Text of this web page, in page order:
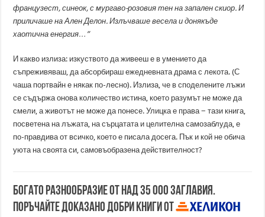
французест, синеок, с мургаво-розовия тен на запален скиор. И
приличаше на Ален Делон. Излъчваше весела и донякъде
хаотична енергия…”
И какво излиза: изкуството да живееш е в умението да
съпреживяваш, да абсорбираш ежедневната драма с лекота. (С
чаша портвайн е някак по-лесно). Излиза, че в споделените лъжи
се съдържа онова количество истина, което разумът не може да
смели, а животът не може да понесе. Улицка е права − тази книга,
посветена на лъжата, на сърцатата и целителна самозаблуда, е
по-правдива от всичко, което е писала досега. Пък и кой не обича
уюта на своята си, самовъобразена действителност?
Богато разнообразие от над 35 000 заглавия.
Поръчайте доказано добри книги от